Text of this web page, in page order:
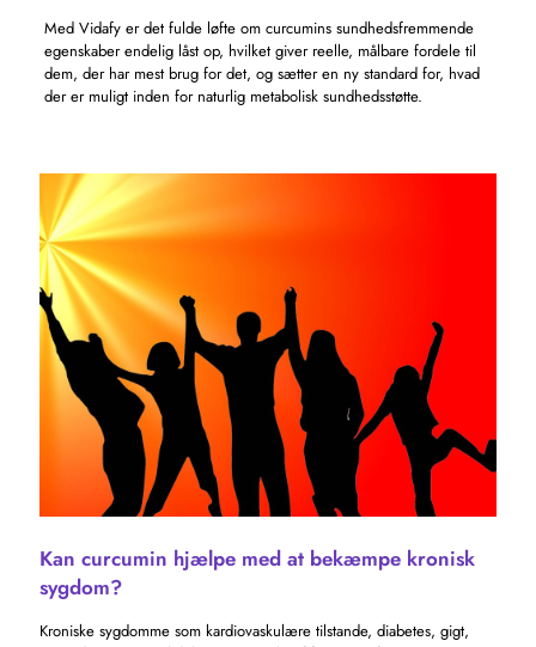
Med Vidafy er det fulde løfte om curcumins sundhedsfremmende
egenskaber endelig låst op, hvilket giver reelle, målbare fordele til
dem, der har mest brug for det, og sætter en ny standard for, hvad
der er muligt inden for naturlig metabolisk sundhedsstøtte.
Kan curcumin hjælpe med at bekæmpe kronisk
sygdom?
Kroniske sygdomme som kardiovaskulære tilstande, diabetes, gigt,